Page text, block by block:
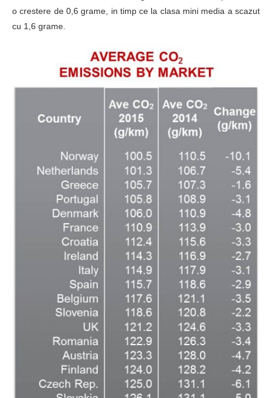
o crestere de 0,6 grame, in timp ce la clasa mini media a scazut
cu 1,6 grame.